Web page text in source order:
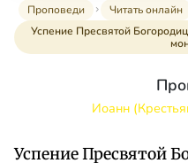
Проповеди Читать онлайн
Успение Пресвятой
Иоанн
Успение Пресвятой